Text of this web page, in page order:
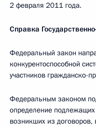
2 февраля 2011 года.
Справка
Федеральный закон
конкурентоспособной
участников гражданско-
Федеральным законом
определение
возникших из договоров,